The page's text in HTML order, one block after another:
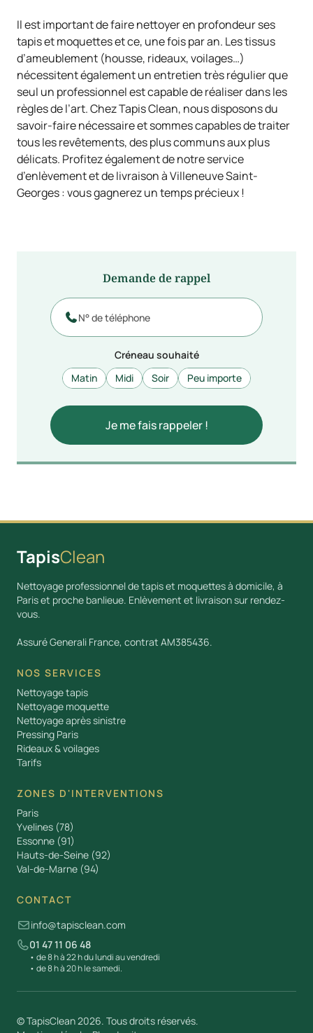
Il est important de faire nettoyer en profondeur ses
tapis et moquettes et ce, une fois par an. Les tissus
d’ameublement (housse, rideaux, voilages…)
nécessitent également un entretien très régulier que
seul un professionnel est capable de réaliser dans les
règles de l’art. Chez Tapis Clean, nous disposons du
savoir-faire nécessaire et sommes capables de traiter
tous les revêtements, des plus communs aux plus
délicats. Profitez également de notre service
d’enlèvement et de livraison à Villeneuve Saint-
Georges : vous gagnerez un temps précieux !
Demande de rappel

Créneau souhaité
Matin
Midi Soir Peu importe
TapisClean
Nettoyage professionnel de tapis et moquettes à domicile, à
Paris et proche banlieue. Enlèvement et livraison sur rendez-
vous.
Assuré Generali France, contrat AM385436.
NOS SERVICES
Nettoyage tapis
Nettoyage moquette
Nettoyage après sinistre
Pressing Paris
Rideaux & voilages
Tarifs
ZONES D'INTERVENTIONS
Paris
Yvelines (78)
Essonne (91)
Hauts-de-Seine (92)
Val-de-Marne (94)
CONTACT
info@tapisclean.com
01 47 11 06 48
• de 8 h à 22 h du lundi au vendredi
• de 8 h à 20 h le samedi.
© TapisClean 2026. Tous droits réservés.